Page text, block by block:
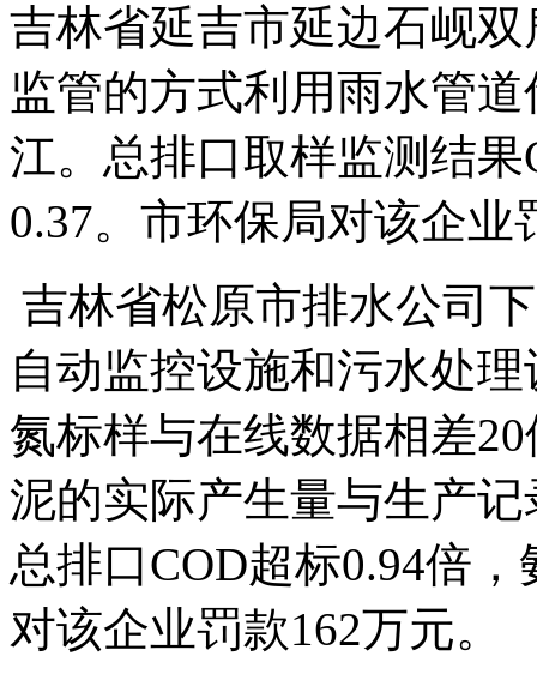
吉林省延吉市延边石岘
监管的方式利用雨水管
江。总排口取样监测结
0.37。市环保局对该企业
吉林省松原市排水公司
自动监控设施和污水处
氮标样与在线数据相差
泥的实际产生量与生产
总排口COD超标0.94倍
对该企业罚款162万元。